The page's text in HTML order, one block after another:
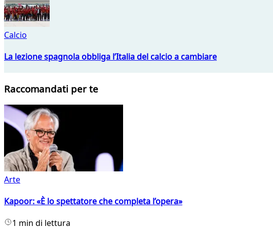
Calcio
La lezione spagnola obbliga l’Italia del calcio a cambiare
Raccomandati per te
Arte
Kapoor: «È lo spettatore che completa l’opera»
1 min di lettura